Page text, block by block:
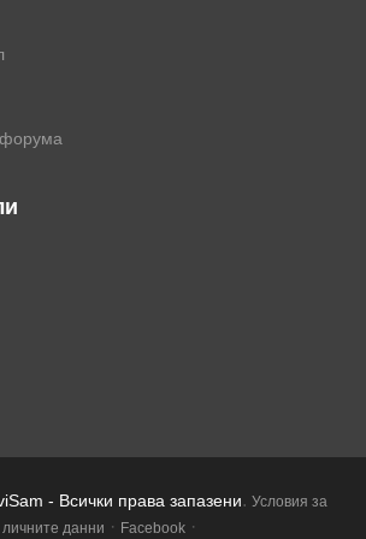
- Всички права запазени. Условия за
данни · Facebook ·